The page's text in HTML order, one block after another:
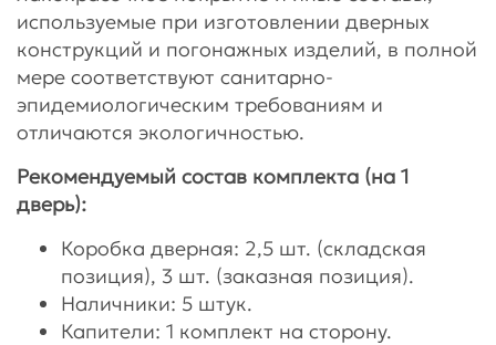
используемые при изготовлении дверных
конструкций и погонажных изделий, в полной
мере соответствуют санитарно-
эпидемиологическим требованиям и
отличаются экологичностью.
Рекомендуемый состав комплекта (на 1
дверь):
Коробка дверная: 2,5 шт. (складская
позиция), 3 шт. (заказная позиция).
Наличники: 5 штук.
Капители: 1 комплект на сторону.